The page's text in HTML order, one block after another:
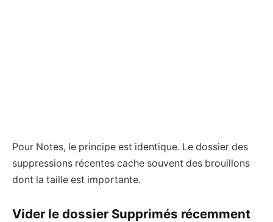
Pour Notes, le principe est identique. Le dossier des
suppressions récentes cache souvent des brouillons
dont la taille est importante.
Vider le dossier Supprimés récemment